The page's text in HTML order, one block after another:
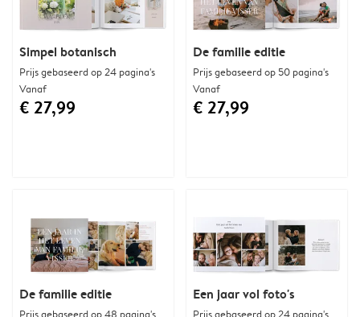
De familie editie
Prijs gebaseerd op 50 pagina's
Vanaf
€ 27,99
De familie editie
Prijs gebaseerd op 48 pagina's
Simpel botanisch
Prijs gebaseerd op 24 pagina's
Vanaf
€ 27,99
Een jaar vol foto's
Prijs gebaseerd op 24 pagina's